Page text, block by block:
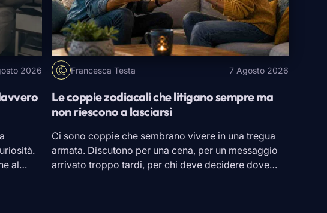
2026
al
Francesca Testa 7 Agosto 2026
Le coppie zodiacali che litigano sempre ma
non riescono a lasciarsi
Ci sono coppie che sembrano vivere in una tregua
armata. Discutono per una cena, per un messaggio
arrivato troppo tardi, per chi deve decidere dove